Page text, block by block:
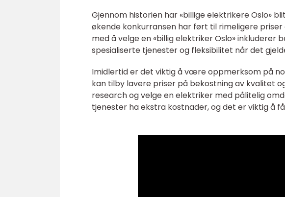
Gjennom historien har «billige elektrikere Oslo»
økende konkurransen har ført til rimeligere
med å velge en «billig elektriker Oslo» inkluderer
spesialiserte tjenester og fleksibilitet når det
Imidlertid er det viktig å være oppmerksom på
kan tilby lavere priser på bekostning av kvalitet
research og velge en elektriker med pålitelig
tjenester ha ekstra kostnader, og det er viktig å